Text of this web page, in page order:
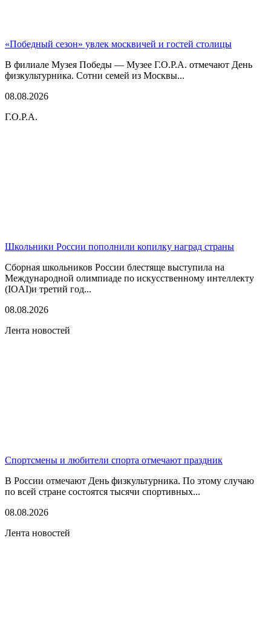
«Победный сезон» увлек москвичей и гостей столицы
В филиале Музея Победы — Музее Г.О.Р.А. отмечают День
физкультурника. Сотни семей из Москвы...
08.08.2026
Г.О.Р.А.
Школьники России пополнили копилку наград страны
Сборная школьников России блестяще выступила на
Международной олимпиаде по искусственному интеллекту
(IOAI)и третий год...
08.08.2026
Лента новостей
Спортсмены и любители спорта отмечают праздник
В России отмечают День физкультурника. По этому случаю
по всей стране состоятся тысячи спортивных...
08.08.2026
Лента новостей